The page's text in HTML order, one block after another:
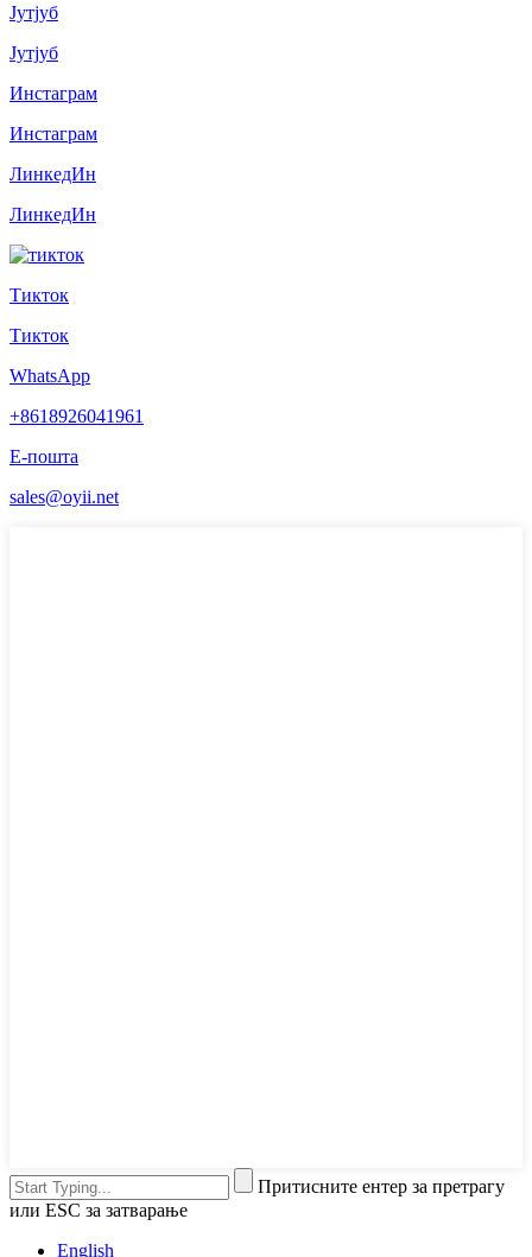
Јутјуб
Јутјуб
Инстаграм
Инстаграм
ЛинкедИн
ЛинкедИн
Тикток
Тикток
WhatsApp
+8618926041961
Е-пошта
sales@oyii.net
Притисните ентер за претрагу
или ESC за затварање
English